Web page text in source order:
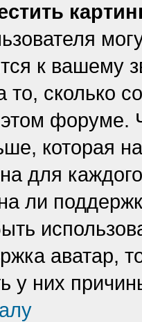
к вашему
сколько
форуме.
которая
для
ли
аватар,
у них